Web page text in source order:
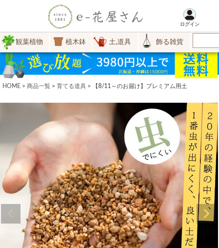
ログイン
観葉植物 植木鉢 土,道具 飾る雑貨
HOME 商品一覧 育てる道具 【8/11～のお届け】プレミアム用土